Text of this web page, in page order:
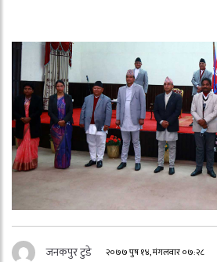
जनकपुर टुडे २०७७ पुष १४, मंगलवार ०७:२८